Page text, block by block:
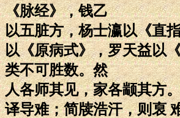
《脉经》，钱乙
以五脏方，杨士瀛以《直
以《原病式》，罗天益以
类不可胜数。然
人各师其见，家各颛其方
译导难；简牍浩汗，则裒